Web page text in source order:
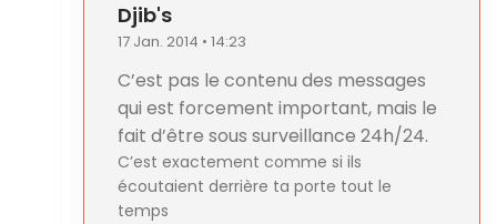
Djib's
17 Jan. 2014 • 14:23
C’est pas le contenu des messages
qui est forcement important, mais le
fait d’être sous surveillance 24h/24.
C’est exactement comme si ils
écoutaient derrière ta porte tout le
temps